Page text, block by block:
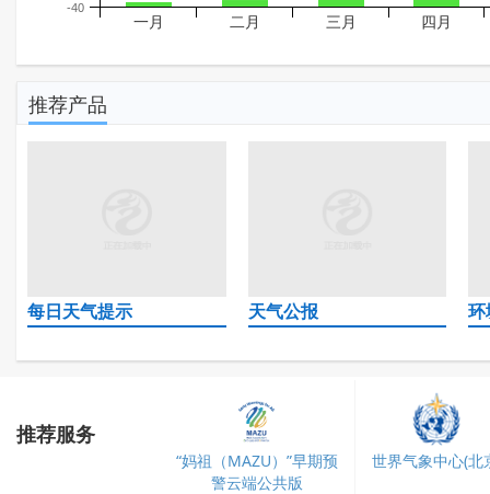
一月 二月 三月 四月
-40
推荐产品
每日天气提示 天气公报
推荐服务
“妈祖（MAZU）”早期预
警云端公共版
世界气象中心(北